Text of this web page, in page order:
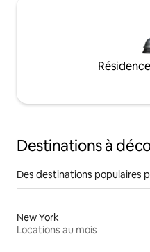
Destinations à
Des destinations populaires
New York
Locations au mois